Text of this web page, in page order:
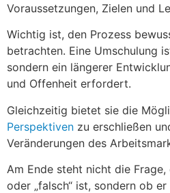
Voraussetzungen, Zielen und
Wichtig ist, den Prozess
betrachten. Eine Umschulung
sondern ein längerer
und Offenheit erfordert.
Gleichzeitig bietet sie die
Perspektiven zu erschließen
Veränderungen des
Am Ende steht nicht die Frage,
oder „falsch“ ist, sondern ob